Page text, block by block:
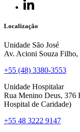
Localização
Unidade São José
Av. Acioni Souza Filho,
+55 (48) 3380-3553
Unidade Hospitalar
Rua Menino Deus, 376
Hospital de Caridade)
+55 48 3222 9147